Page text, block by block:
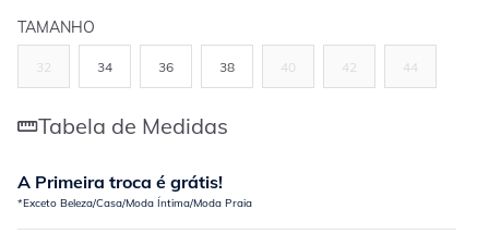
TAMANHO
32 34 36 38 40 42 44
Tabela de Medidas
A Primeira troca é grátis!
*Exceto Beleza/Casa/Moda Íntima/Moda Praia